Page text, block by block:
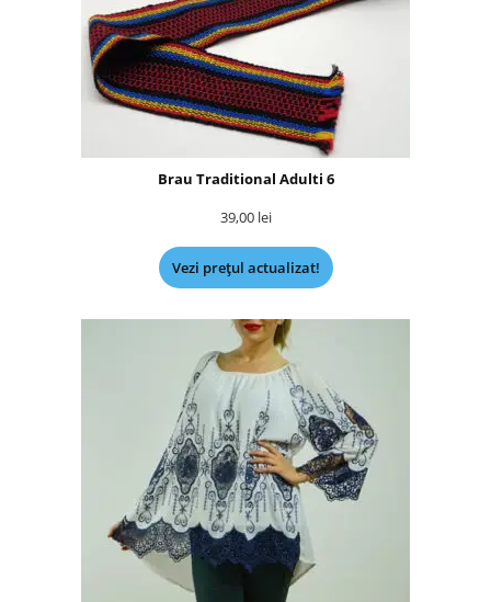
Brau Traditional Adulti 6
39,00 lei
Vezi prețul actualizat!